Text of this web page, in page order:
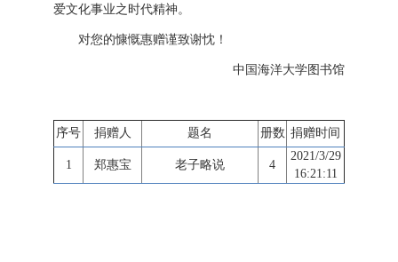
爱文化事业之时代精神。
对您的慷慨惠赠谨致谢忱！
中国海洋大学图书馆
序号 捐赠人 题名 册数 捐赠时间
1 郑惠宝 老子略说 4
2021/3/29
16:21:11